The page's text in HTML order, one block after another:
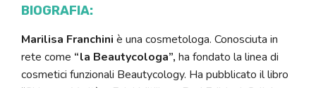
BIOGRAFIA:
Marilisa Franchini è una cosmetologa. Conosciuta in
rete come “la Beautycologa”, ha fondato la linea di
cosmetici funzionali Beautycology. Ha pubblicato il libro